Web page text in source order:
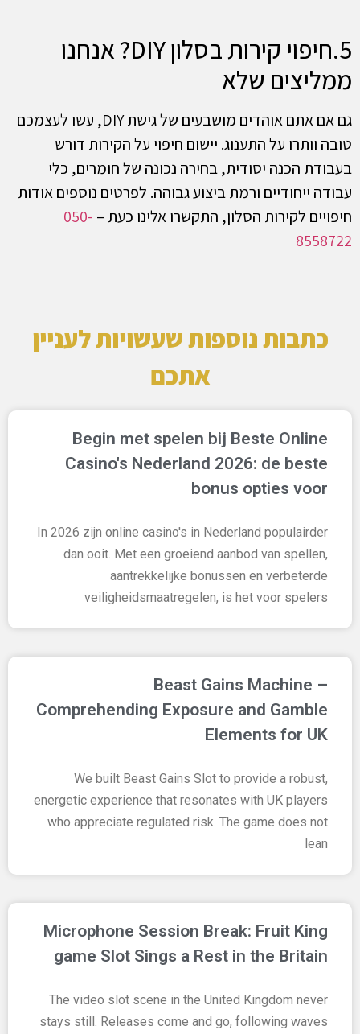
5.חיפוי קירות בסלון DIY? אנחנו
ממליצים שלא
גם אם אתם אוהדים מושבעים של גישת DIY, עשו לעצמכם
טובה וותרו על התענוג. יישום חיפוי על הקירות דורש
בעבודת הכנה יסודית, בחירה נכונה של חומרים, כלי
עבודה ייחודיים ורמת ביצוע גבוהה. לפרטים נוספים אודות
חיפויים לקירות הסלון, התקשרו אלינו כעת – 050-
8558722
כתבות נוספות שעשויות לעניין
אתכם
Begin met spelen bij Beste Online
Casino's Nederland 2026: de beste
bonus opties voor
In 2026 zijn online casino's in Nederland populairder
dan ooit. Met een groeiend aanbod van spellen,
aantrekkelijke bonussen en verbeterde
veiligheidsmaatregelen, is het voor spelers
Beast Gains Machine –
Comprehending Exposure and Gamble
Elements for UK
We built Beast Gains Slot to provide a robust,
energetic experience that resonates with UK players
who appreciate regulated risk. The game does not
lean
Microphone Session Break: Fruit King
game Slot Sings a Rest in the Britain
The video slot scene in the United Kingdom never
stays still. Releases come and go, following waves